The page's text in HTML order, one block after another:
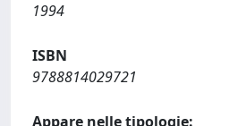
1994
ISBN
9788814029721
Appare nelle tipologie: